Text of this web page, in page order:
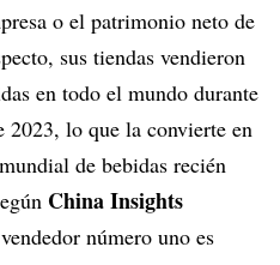
o el patrimonio neto de
sus tiendas vendieron
en todo el mundo durante
2023, lo que la convierte en
de bebidas recién
China Insights
número uno es